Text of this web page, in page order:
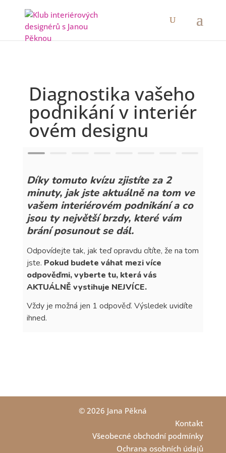
Diagnostika vašeho
podnikánív interiér
ovém designu
© 2026 Jana Pěkná
Kontakt
Všeobecné obchodní podmínky
Ochrana osobních údajů